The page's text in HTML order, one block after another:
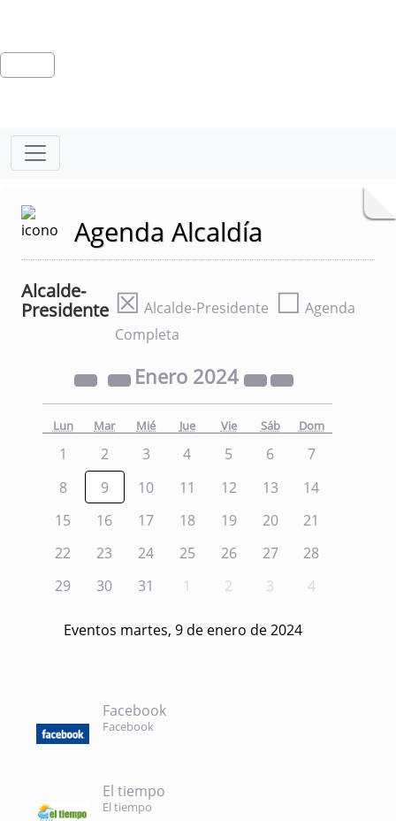
Agenda Alcaldía
Alcalde-
Presidente ☒ Alcalde-Presidente ☐ Agenda
Completa
Enero 2024
Lun Mar Mié Jue Vie Sáb Dom
1 2 3 4 5 6
7
8
9 10 11 12 13
14
15
16 17 18 19 20
21
22
23 24 25 26 27
28
29
30 31 1 2 3 4
Eventos martes, 9 de enero de 2024
Facebook
Facebook
El tiempo
El tiempo